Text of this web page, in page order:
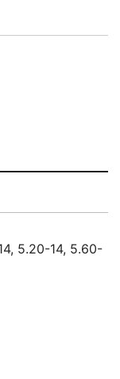
5.20-14, 5.60-